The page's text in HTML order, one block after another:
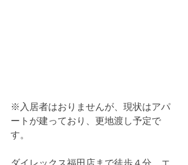
※入居者はおりませんが、現状はアパ
ートが建っており、更地渡し予定で
す。
ダイレックス福田店まで徒歩４分、エ